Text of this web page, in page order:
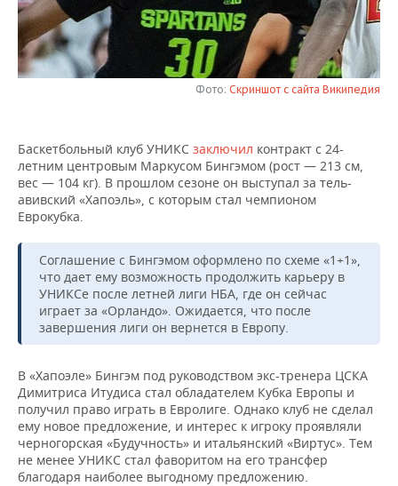
НЕФТЕХИМИЯ
НЕФТЬ
РОЗНИЧНАЯ ТОРГОВЛЯ
ТРАНСПОРТ
НОВОСТИ ТЕХНОЛОГИЙ
IT
ТЕЛЕКОММУНИКАЦИИ
МЕРОПРИЯТИЯ
НОВОСТИ МЕРОПРИЯТИЙ
БИЗНЕС-БРАНЧИ
ONLINE-КОНФЕРЕНЦИИ
СПОРТ
ФУТБОЛ
ХОККЕЙ
ВОЛЕЙБОЛ
КИБЕРСПОРТ
ВОДНЫЕ ВИДЫ СПОРТА
ХОККЕЙ С МЯЧОМ
НОВОСТИ ОБЩЕСТВА
ВЛАСТЬ
ИСТОРИЯ
КУЛЬТУРА
ОБРАЗОВАНИЕ
ПРОИСШЕСТВИЯ
ФОТОГАЛЕРЕЯ
СЮЖЕТЫ
СПРАВОЧНИК
СПИСОК ПЕРСОН
СПИСОК КОМПАНИЙ
ПОЛНАЯ ВЕРСИЯ
Фото: Скриншот с сайта Википедия
Баскетбольный клуб УНИКС заключил контракт с 24-
летним центровым Маркусом Бингэмом (рост — 213 см,
вес — 104 кг). В прошлом сезоне он выступал за тель-
авивский «Хапоэль», с которым стал чемпионом
Еврокубка.
Соглашение с Бингэмом оформлено по схеме «1+1»,
что дает ему возможность продолжить карьеру в
УНИКСе после летней лиги НБА, где он сейчас
играет за «Орландо». Ожидается, что после
завершения лиги он вернется в Европу.
В «Хапоэле» Бингэм под руководством экс-тренера ЦСКА
Димитриса Итудиса стал обладателем Кубка Европы и
получил право играть в Евролиге. Однако клуб не сделал
ему новое предложение, и интерес к игроку проявляли
черногорская «Будучность» и итальянский «Виртус». Тем
не менее УНИКС стал фаворитом на его трансфер
благодаря наиболее выгодному предложению.